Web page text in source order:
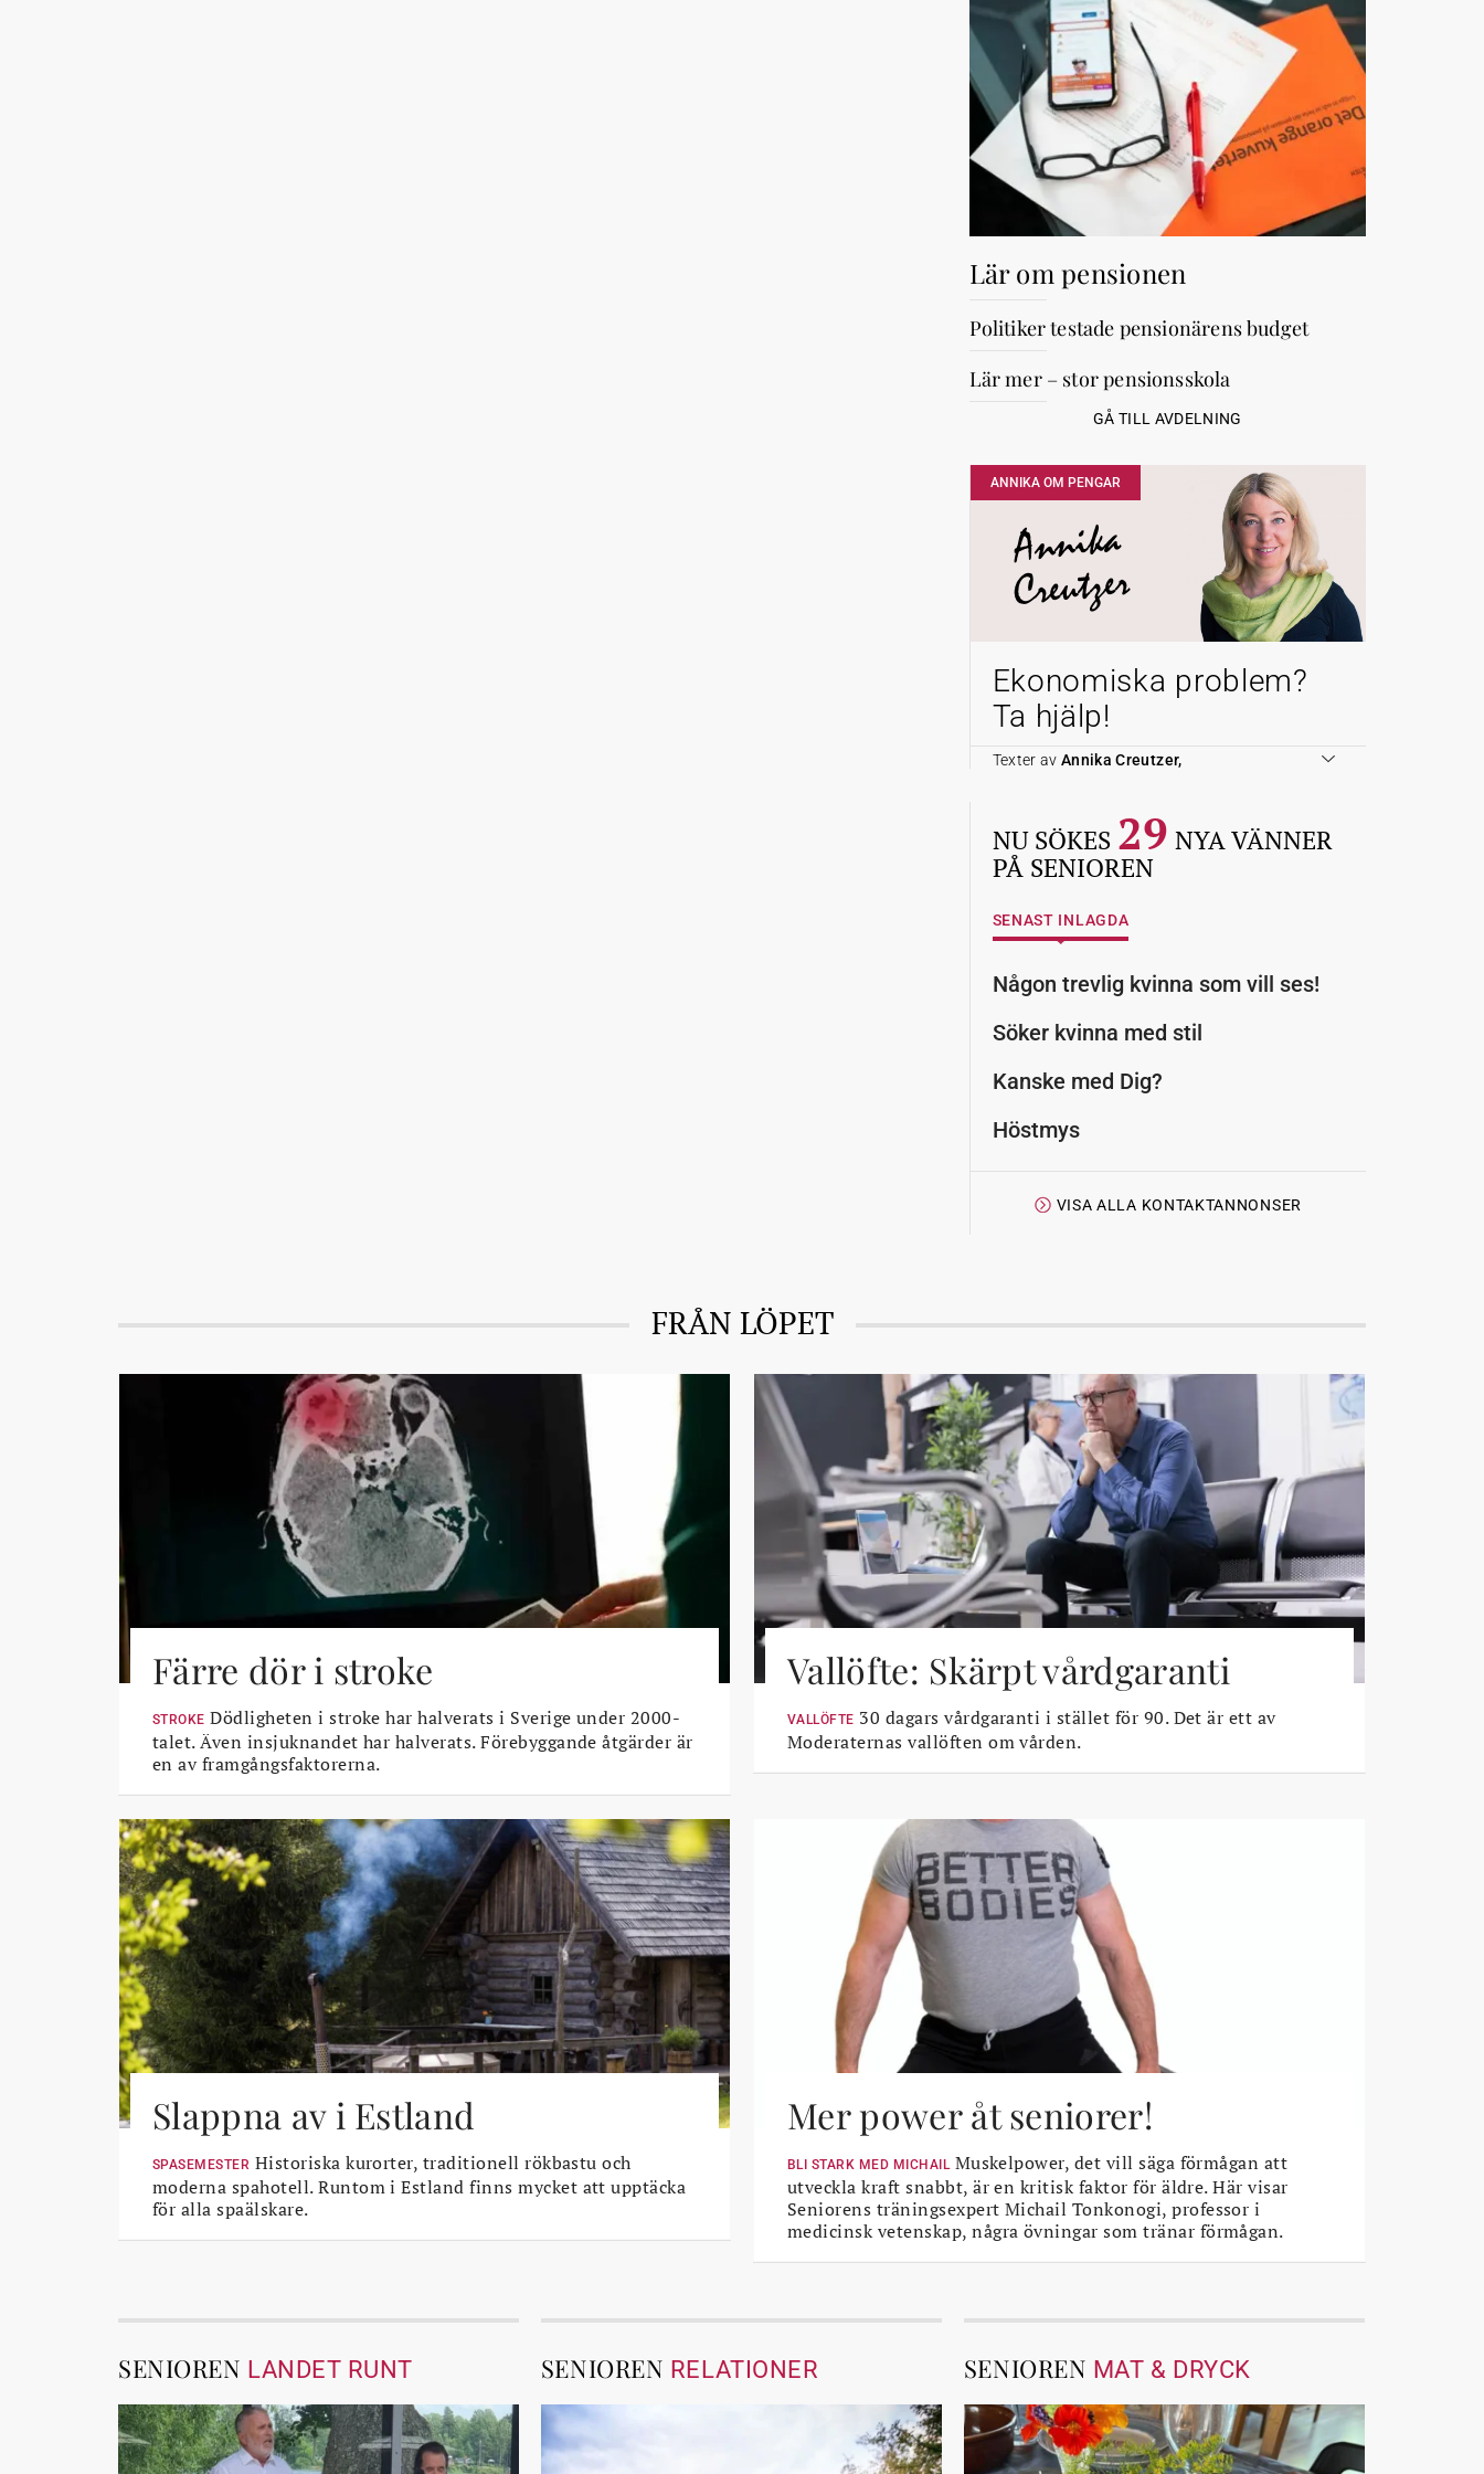
Lär om pensionen
Politiker testade pensionärens budget
Lär mer – stor pensionsskola
GÅ TILL AVDELNING
ANNIKA OM PENGAR
Annika
Creutzer
Ekonomiska problem?
Ta hjälp!
Texter av Annika Creutzer,
NU SÖKES 29 NYA VÄNNER
PÅ SENIOREN
SENAST INLAGDA
Någon trevlig kvinna som vill ses!
Söker kvinna med stil
Kanske med Dig?
Höstmys
VISA ALLA KONTAKTANNONSER
FRÅN LÖPET
Färre dör i stroke
STROKE Dödligheten i stroke har halverats i Sverige under 2000-
talet. Även insjuknandet har halverats. Förebyggande åtgärder är
en av framgångsfaktorerna.
Vallöfte: Skärpt vårdgaranti
VALLÖFTE 30 dagars vårdgaranti i stället för 90. Det är ett av
Moderaternas vallöften om vården.
Slappna av i Estland
SPASEMESTER Historiska kurorter, traditionell rökbastu och
moderna spahotell. Runtom i Estland finns mycket att upptäcka
för alla spaälskare.
Mer power åt seniorer!
BLI STARK MED MICHAILMuskelpower, det vill säga förmågan att
utveckla kraft snabbt, är en kritisk faktor för äldre. Här visar
Seniorens träningsexpert Michail Tonkonogi, professor i
medicinsk vetenskap, några övningar som tränar förmågan.
SENIOREN LANDET RUNT SENIOREN RELATIONER SENIOREN MAT & DRYCK